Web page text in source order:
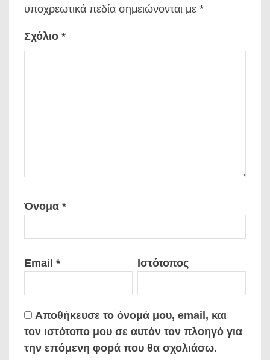
υποχρεωτικά πεδία σημειώνονται με *
Σχόλιο *
Όνομα *
Email * Ιστότοπος
Αποθήκευσε το όνομά μου, email, και
τον ιστότοπο μου σε αυτόν τον πλοηγό για
την επόμενη φορά που θα σχολιάσω.